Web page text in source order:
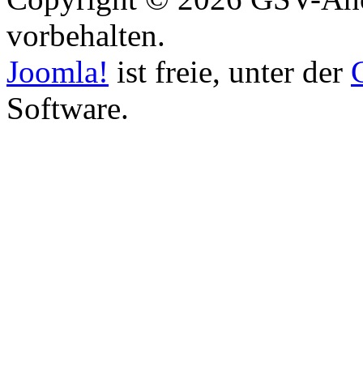
vorbehalten.
Joomla! ist freie, unter der
Software.